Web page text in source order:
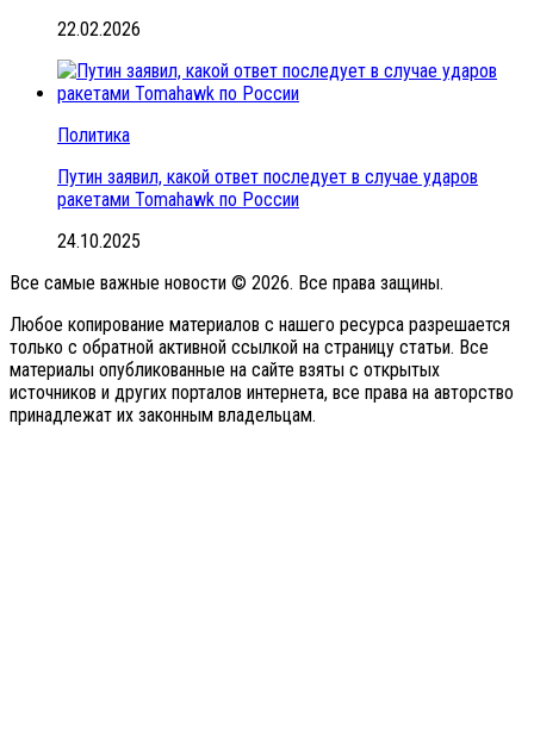
22.02.2026
Политика
Путин заявил, какой ответ последует в случае ударов
ракетами Tomahawk по России
24.10.2025
Все самые важные новости © 2026. Все права защины.
Любое копирование материалов с нашего ресурса разрешается
только с обратной активной ссылкой на страницу статьи. Все
материалы опубликованные на сайте взяты с открытых
источников и других порталов интернета, все права на авторство
принадлежат их законным владельцам.